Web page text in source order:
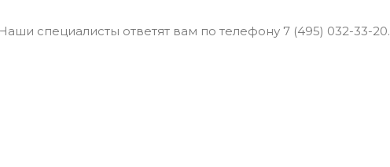
специалисты ответят вам по телефону 7 (495) 032-33-20.